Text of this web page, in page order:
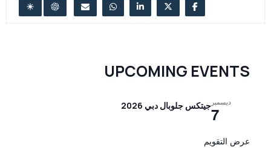
UPCOMING EVENTS
ديسمبر
7جيتكس جلوبال دبي 2026
عرض التقويم